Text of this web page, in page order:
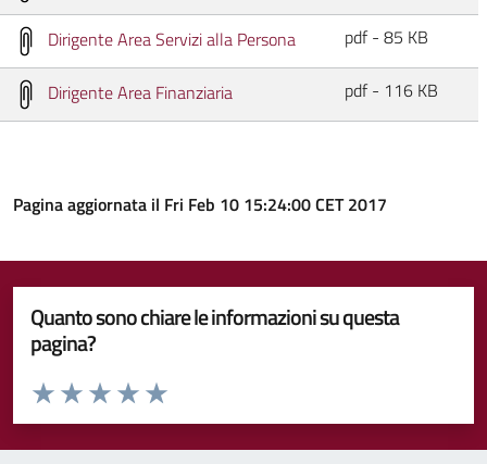
Dirigente Area Servizi alla Persona pdf - 85 KB
Dirigente Area Finanziaria pdf - 116 KB
Pagina aggiornata il Fri Feb 10 15:24:00 CET 2017
Quanto sono chiare le informazioni su questa
pagina?
Valuta da 1 a 5 stelle la pagina
Valuta 5 stelle su 5
Valuta 4 stelle su 5
Valuta 3 stelle su 5
Valuta 2 stelle su 5
Valuta 1 stelle su 5